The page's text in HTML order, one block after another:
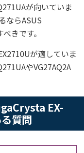
が向いていま
ならASUS
きです。
が適していま
やVG27AQ2A
EX-
質問